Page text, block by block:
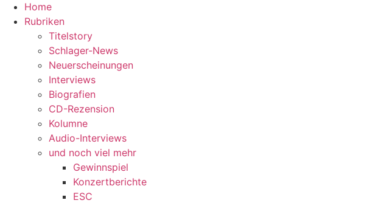
Home
Rubriken
Titelstory
Schlager-News
Neuerscheinungen
Interviews
Biografien
CD-Rezension
Kolumne
Audio-Interviews
und noch viel mehr
Gewinnspiel
Konzertberichte
ESC